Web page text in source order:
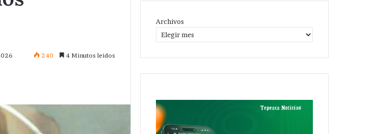
240 4 Minutos leidos
Archivos